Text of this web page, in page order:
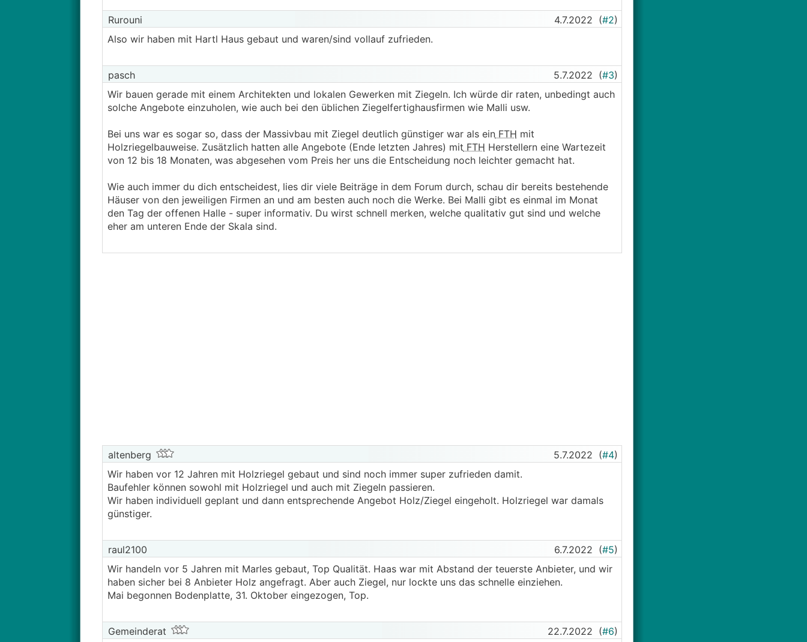
Rurouni 4.7.2022 (#2)
Also wir haben mit Hartl Haus gebaut und waren/sind vollauf zufrieden.
pasch 5.7.2022 (#3)
Wir bauen gerade mit einem Architekten und lokalen Gewerken mit Ziegeln. Ich würde dir raten, unbedingt auch
solche Angebote einzuholen, wie auch bei den üblichen Ziegelfertighausfirmen wie Malli usw.
Bei uns war es sogar so, dass der Massivbau mit Ziegel deutlich günstiger war als einFTH mit
Holzriegelbauweise. Zusätzlich hatten alle Angebote (Ende letzten Jahres) mit FTH Herstellern eine Wartezeit
von 12 bis 18 Monaten, was abgesehen vom Preis her uns die Entscheidung noch leichter gemacht hat.
Wie auch immer du dich entscheidest, lies dir viele Beiträge in dem Forum durch, schau dir bereits bestehende
Häuser von den jeweiligen Firmen an und am besten auch noch die Werke. Bei Malli gibt es einmal im Monat
den Tag der offenen Halle - super informativ. Du wirst schnell merken, welche qualitativ gut sind und welche
eher am unteren Ende der Skala sind.
altenberg 5.7.2022 (#4)
Wir haben vor 12 Jahren mit Holzriegel gebaut und sind noch immer super zufrieden damit.
Baufehler können sowohl mit Holzriegel und auch mit Ziegeln passieren.
Wir haben individuell geplant und dann entsprechende Angebot Holz/Ziegel eingeholt. Holzriegel war damals
günstiger.
raul2100 6.7.2022 (#5)
Wir handeln vor 5 Jahren mit Marles gebaut, Top Qualität. Haas war mit Abstand der teuerste Anbieter, und wir
haben sicher bei 8 Anbieter Holz angefragt. Aber auch Ziegel, nur lockte uns das schnelle einziehen.
Mai begonnen Bodenplatte, 31. Oktober eingezogen, Top.
Gemeinderat 22.7.2022 (#6)